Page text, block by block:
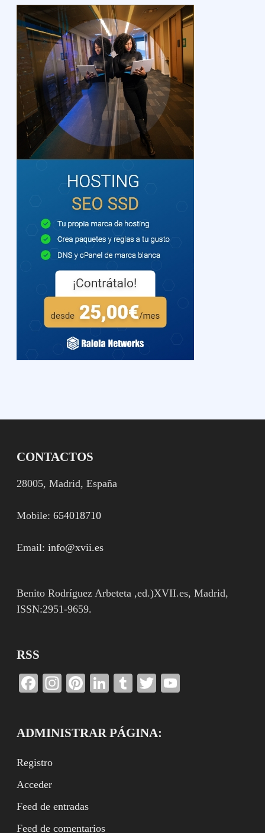
CONTACTOS
28005, Madrid, España
Mobile:654018710
Email:info@xvii.es
Benito Rodríguez Arbeteta ,ed.)XVII.es, Madrid,
ISSN:2951-9659.
RSS
Facebook
Instagram
Pinterest
LinkedIn
TumblrTwitter
ADMINISTRAR PÁGINA:
Registro
Acceder
Feed de entradas
Feed de comentarios